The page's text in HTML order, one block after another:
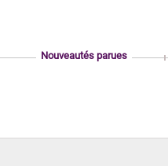
Nouveautés parues